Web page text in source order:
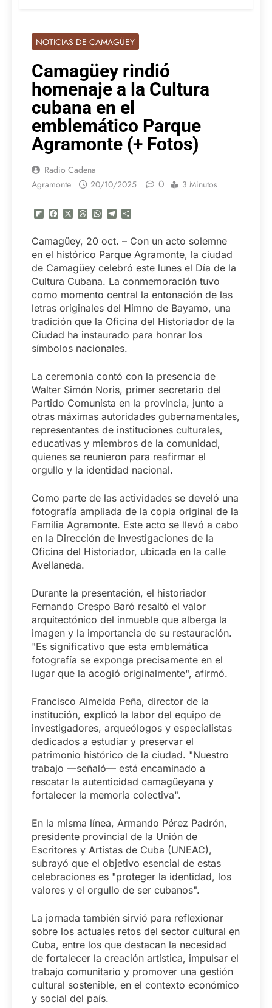
NOTICIAS DE CAMAGÜEY
Camagüey rindió
homenaje a la Cultura
cubana en el
emblemático Parque
Agramonte (+ Fotos)
Radio Cadena
Agramonte
20/10/2025 0 3 Minutos
Flipboard
FacebookThreadsWhatsApp
Telegram
Camagüey, 20 oct. – Con un acto solemne
en el histórico Parque Agramonte, la ciudad
de Camagüey celebró este lunes el Día de la
Cultura Cubana. La conmemoración tuvo
como momento central la entonación de las
letras originales del Himno de Bayamo, una
tradición que la Oficina del Historiador de la
Ciudad ha instaurado para honrar los
símbolos nacionales.
La ceremonia contó con la presencia de
Walter Simón Noris, primer secretario del
Partido Comunista en la provincia, junto a
otras máximas autoridades gubernamentales,
representantes de instituciones culturales,
educativas y miembros de la comunidad,
quienes se reunieron para reafirmar el
orgullo y la identidad nacional.
Como parte de las actividades se develó una
fotografía ampliada de la copia original de la
Familia Agramonte. Este acto se llevó a cabo
en la Dirección de Investigaciones de la
Oficina del Historiador, ubicada en la calle
Avellaneda.
Durante la presentación, el historiador
Fernando Crespo Baró resaltó el valor
arquitectónico del inmueble que alberga la
imagen y la importancia de su restauración.
"Es significativo que esta emblemática
fotografía se exponga precisamente en el
lugar que la acogió originalmente", afirmó.
Francisco Almeida Peña, director de la
institución, explicó la labor del equipo de
investigadores, arqueólogos y especialistas
dedicados a estudiar y preservar el
patrimonio histórico de la ciudad. "Nuestro
trabajo —señaló— está encaminado a
rescatar la autenticidad camagüeyana y
fortalecer la memoria colectiva".
En la misma línea, Armando Pérez Padrón,
presidente provincial de la Unión de
Escritores y Artistas de Cuba (UNEAC),
subrayó que el objetivo esencial de estas
celebraciones es "proteger la identidad, los
valores y el orgullo de ser cubanos".
La jornada también sirvió para reflexionar
sobre los actuales retos del sector cultural en
Cuba, entre los que destacan la necesidad
de fortalecer la creación artística, impulsar el
trabajo comunitario y promover una gestión
cultural sostenible, en el contexto económico
y social del país.